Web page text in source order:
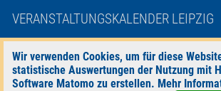
VERANSTALTUNGSKALENDER LEIPZIG
Wir verwenden Cookies, um für diese
statistische Auswertungen der Nutzung mit
Software Matomo zu erstellen. Mehr